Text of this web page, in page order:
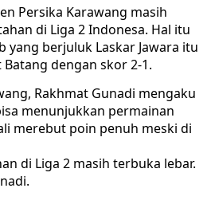
Persika Karawang masih
di Liga 2 Indonesa. Hal itu
yang berjuluk Laskar Jawara itu
dengan skor 2-1.
Rakhmat Gunadi mengaku
menunjukkan permainan
merebut poin penuh meski di
di Liga 2 masih terbuka lebar.